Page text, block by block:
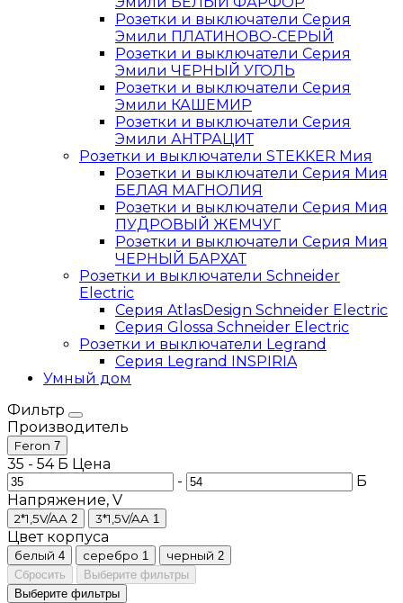
Розетки и выключатели Серия
Эмили ПЛАТИНОВО-СЕРЫЙ
Розетки и выключатели Серия
Эмили ЧЕРНЫЙ УГОЛЬ
Розетки и выключатели Серия
Эмили КАШЕМИР
Розетки и выключатели Серия
Эмили АНТРАЦИТ
Розетки и выключатели STEKKER Мия
Розетки и выключатели Серия Мия
БЕЛАЯ МАГНОЛИЯ
Розетки и выключатели Серия Мия
ПУДРОВЫЙ ЖЕМЧУГ
Розетки и выключатели Серия Мия
ЧЕРНЫЙ БАРХАТ
Розетки и выключатели Schneider
Electric
Серия AtlasDesign Schneider Electric
Серия Glossa Schneider Electric
Розетки и выключатели Legrand
Серия Legrand INSPIRIA
Умный дом
Фильтр
Производитель
Feron 7
35 - 54Б Цена
-
Б
Напряжение, V
2*1,5V/AA 2 3*1,5V/AA 1
Цвет корпуса
белый 4 серебро 1 черный 2
Сбросить
Выберите фильтры
Выберите фильтры